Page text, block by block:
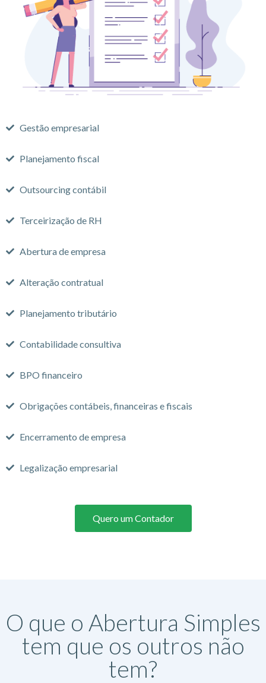
Gestão empresarial
Planejamento fiscal
Outsourcing contábil
Terceirização de RH
Abertura de empresa
Alteração contratual
Planejamento tributário
Contabilidade consultiva
BPO financeiro
Obrigações contábeis, financeiras e fiscais
Encerramento de empresa
Legalização empresarial
Quero um Contador
O que o Abertura Simples
tem que os outros não
tem?